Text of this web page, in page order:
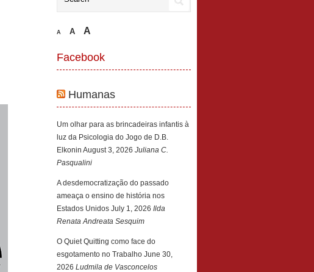
A A A
Facebook
Humanas
Um olhar para as brincadeiras infantis à
luz da Psicologia do Jogo de D.B.
Elkonin August 3, 2026 Juliana C.
Pasqualini
A desdemocratização do passado
ameaça o ensino de história nos
Estados Unidos July 1, 2026 Ilda
Renata Andreata Sesquim
O Quiet Quitting como face do
esgotamento no Trabalho June 30,
2026 Ludmila de Vasconcelos